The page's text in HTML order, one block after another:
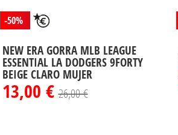
-50%
NEW ERA GORRA MLB LEAGUE
ESSENTIAL LA DODGERS 9FORTY
BEIGE CLARO MUJER
13,00 €26,00 €